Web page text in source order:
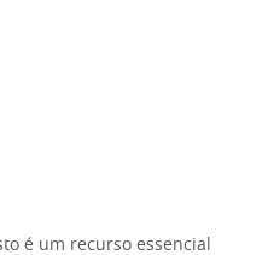
é um recurso essencial